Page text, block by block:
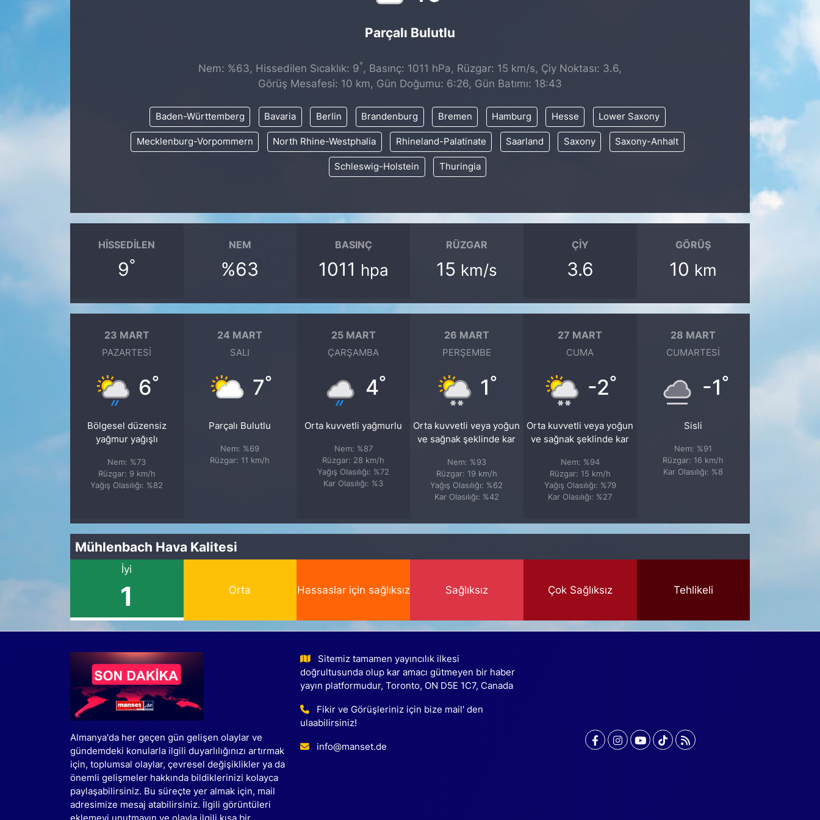
Parçalı Bulutlu
Nem: %63, Hissedilen Sıcaklık: 9° , Basınç: 1011 hPa, Rüzgar: 15 km/s, Çiy Noktası: 3.6,
Görüş Mesafesi: 10 km, Gün Doğumu: 6:26, Gün Batımı: 18:43
Baden-Württemberg Bavaria Berlin Brandenburg Bremen Hamburg Hesse Lower Saxony
Mecklenburg-Vorpommern North Rhine-Westphalia Rhineland-Palatinate Saarland Saxony Saxony-Anhalt
Schleswig-Holstein Thuringia
HISSEDILEN
9°
NEM
%63
BASINÇ
1011 hpa
RÜZGAR
15 km/s
ÇIY
3.6
GÖRÜŞ
10 km
23 MART
PAZARTESI
6°
Bölgesel düzensiz
yağmur yağışlı
Nem: %73
Rüzgar: 9 km/h
Yağış Olasılığı: %82
24 MART
SALI
7°
Parçalı Bulutlu
Nem: %69
Rüzgar: 11 km/h
25 MART
ÇARŞAMBA
4°
Orta kuvvetli yağmurlu
Nem: %87
Rüzgar: 28 km/h
Yağış Olasılığı: %72
Kar Olasılığı: %3
26 MART
PERŞEMBE
1°
Orta kuvvetli veya yoğun
ve sağnak şeklinde kar
Nem: %93
Rüzgar: 19 km/h
Yağış Olasılığı: %62
Kar Olasılığı: %42
27 MART
CUMA
-2°
Orta kuvvetli veya yoğun
ve sağnak şeklinde kar
Nem: %94
Rüzgar: 15 km/h
Yağış Olasılığı: %79
Kar Olasılığı: %27
28 MART
CUMARTESI
-1°
Sisli
Nem: %91
Rüzgar: 16 km/h
Kar Olasılığı: %8
Mühlenbach Hava Kalitesi
İyi
1 Orta Hassaslar için sağlıksız Sağlıksız Çok Sağlıksız Tehlikeli
Almanya'da her geçen gün gelişen olaylar ve
gündemdeki konularla ilgili duyarlılığınızı artırmak
için, toplumsal olaylar, çevresel değişiklikler ya da
önemli gelişmeler hakkında bildiklerinizi kolayca
paylaşabilirsiniz. Bu süreçte yer almak için, mail
adresimize mesaj atabilirsiniz. İlgili görüntüleri
Sitemiz tamamen yayıncılık ilkesi
doğrultusunda olup kar amacı gütmeyen bir haber
yayın platformudur, Toronto, ON D5E 1C7, Canada
Fikir ve Görüşleriniz için bize mail' den
ulaabilirsiniz!
info@manset.de